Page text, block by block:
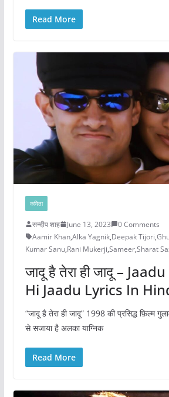
Read More
कविता
सन्दीप शाह June 13, 2023
0 Comments
Aamir Khan,Alka Yagnik,Deepak Tijori,
Kumar Sanu,Rani Mukerji,Sameer,Sharat
जादू है तेरा ही जादू –
Hi Jaadu Lyrics In
“जादू है तेरा ही जादू” 1998 की प्रसिद्ध फ़िल्म
से सजाया है अलका याग्निक
Read More